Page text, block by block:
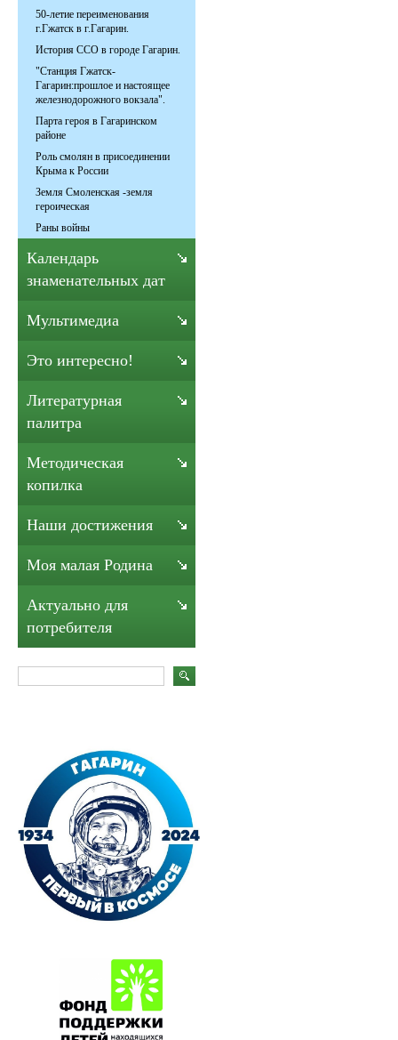
50-летие переименования
г.Гжатск в г.Гагарин.
История ССО в городе Гагарин.
"Станция Гжатск-
Гагарин:прошлое и настоящее
железнодорожного вокзала".
Парта героя в Гагаринском
районе
Роль смолян в присоединении
Крыма к России
Земля Смоленская -земля
героическая
Раны войны
Календарь
знаменательных дат
Мультимедиа
Это интересно!
Литературная
палитра
Методическая
копилка
Наши достижения
Моя малая Родина
Актуально для
потребителя